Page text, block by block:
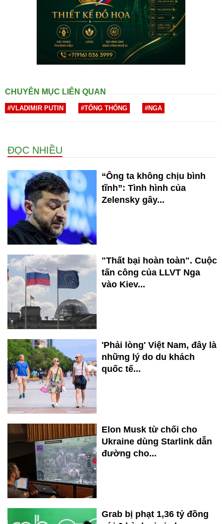
CHUYÊN MỤC LIÊN QUAN
#VLADIMIR PUTIN #TỔNG THỐNG #NGA
ĐỌC NHIỀU
“Ông ta không chịu bình
tĩnh”: Tình hình của
Zelensky gây...
"Thất bại hoàn toàn". Cuộc
tấn công của LLVT Nga
vào Kiev...
'Phải lòng' Việt Nam, đây là
những lý do du khách
quốc tế...
Elon Musk từ chối cho
Ukraine dùng Starlink dẫn
đường cho...
Grab bị phạt 1,36 tỷ đồng